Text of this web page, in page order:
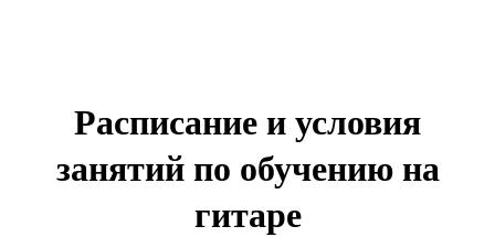
Расписание и условия
занятий по обучению на
гитаре